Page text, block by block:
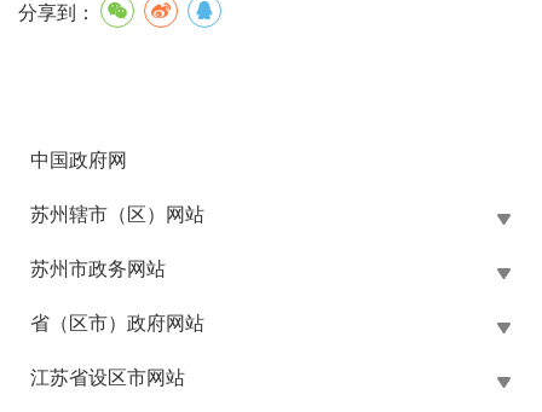
分享到：
中国政府网
苏州辖市（区）网站
苏州市政务网站
省（区市）政府网站
江苏省设区市网站